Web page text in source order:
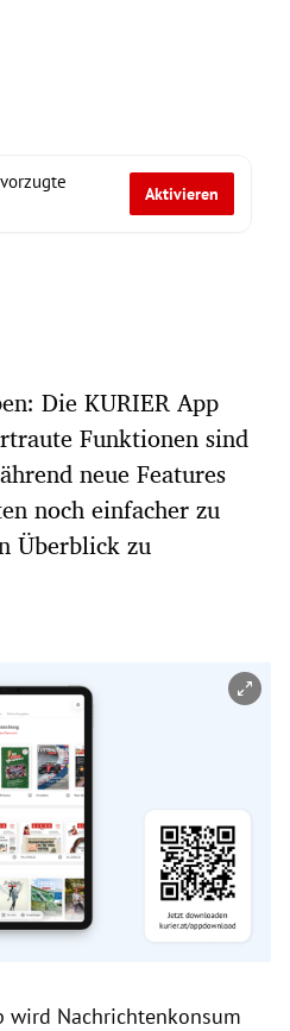
Aktivieren
Die KURIER App
Funktionen sind
neue Features
noch einfacher zu
Überblick zu
wird Nachrichtenkonsum